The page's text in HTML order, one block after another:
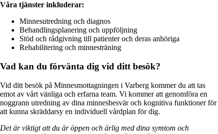
Våra tjänster inkluderar:
Minnesutredning och diagnos
Behandlingsplanering och uppföljning
Stöd och rådgivning till patienter och deras anhöriga
Rehabilitering och minnesträning
Vad kan du förvänta dig vid ditt besök?
Vid ditt besök på Minnesmottagningen i Varberg kommer du att tas
emot av vårt vänliga och erfarna team. Vi kommer att genomföra en
noggrann utredning av dina minnesbesvär och kognitiva funktioner för
att kunna skräddarsy en individuell vårdplan för dig.
Det är viktigt att du är öppen och ärlig med dina symtom och